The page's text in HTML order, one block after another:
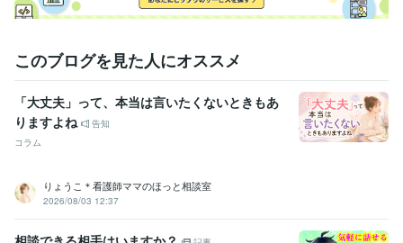
資格・検定
ことわざ検定5級 取得年 : 2019年
秘書技能検定準1級 取得年 : 2008年
得意分野
悩み相談・カウンセリング 愚痴聞き/お悩み相談/話し相手
人生相談
ライティング・翻訳 手紙の作成・添削・校正
結婚式 家庭 手紙
このブログを見た人にオススメ
「大丈夫」って、本当は言いたくないときもあ
りますよね
告知
コラム
りょうこ＊看護師ママのほっと相談室
2026/08/03 12:37